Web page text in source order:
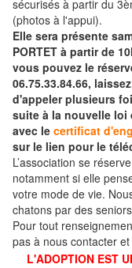
sécurisés à partir du
(photos à l'appui).
Elle sera présente
PORTET à partir de
vous pouvez le
06.75.33.84.66,
d'appeler plusieurs
suite à la nouvelle loi
avec le certificat
sur le lien pour le
L’association se
notamment si elle
votre mode de vie.
chatons par des
Pour tout
pas à nous contacter
L'ADOPTION EST